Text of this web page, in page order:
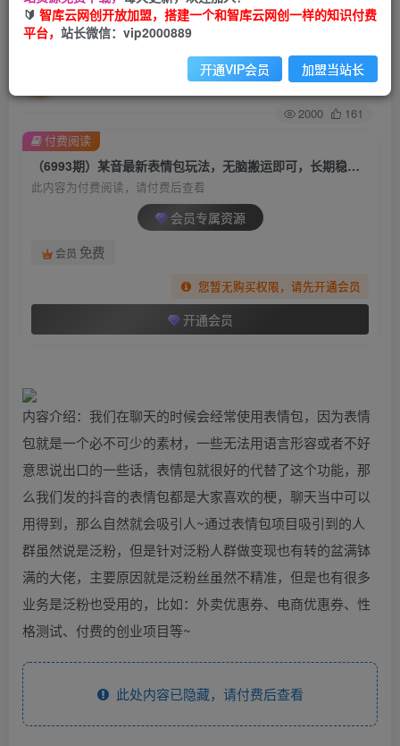
（6993期）某音最新表情包玩法，无脑搬运即
可，长期稳定项目，日入600+
关注 私信
2000 161
（6993期）某音最新表情包玩法，无脑搬运即可，长期稳定项目，日入600+
此内容为付费阅读，请付费后查看
会员专属资源
会员 免费
您暂无购买权限，请先开通会员
开通会员
付费阅读
内容介绍：我们在聊天的时候会经常使用表情包，因为表情
包就是一个必不可少的素材，一些无法用语言形容或者不好
意思说出口的一些话，表情包就很好的代替了这个功能，那
么我们发的抖音的表情包都是大家喜欢的梗，聊天当中可以
用得到，那么自然就会吸引人~通过表情包项目吸引到的人
群虽然说是泛粉，但是针对泛粉人群做变现也有转的盆满钵
满的大佬，主要原因就是泛粉丝虽然不精准，但是也有很多
业务是泛粉也受用的，比如：外卖优惠券、电商优惠券、性
格测试、付费的创业项目等~
此处内容已隐藏，请付费后查看
🔰 智库云网创开放加盟，搭建一个和智库云网创一样的知识付费
平台， 站长微信：vip2000889
开通VIP会员 加盟当站长